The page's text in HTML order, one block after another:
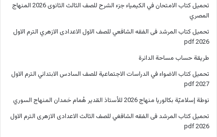
تحميل كتاب الامتحان في الكيمياء جزء الشرح للصف الثالث الثانوى 2026 المنهاج
المصري
تحميل كتاب المرشد فى الفقه الشافعي للصف الاول الاعدادى الازهري الترم الاول
2026 pdf
طريقة حساب مساحة الدائرة
تحميل كتاب الاضواء في الدراسات الاجتماعية للصف السادس الابتدائي الترم الاول
2027 pdf
نوطة إسلاميّة بكالوريا منهاج 2026 للأستاذ القدير هُمام حَمدان المنهاج السوري
تحميل كتاب المرشد فى الفقه الشافغي للصف الثالث الاعدادى الازهرى الترم الاول
2026 pdf